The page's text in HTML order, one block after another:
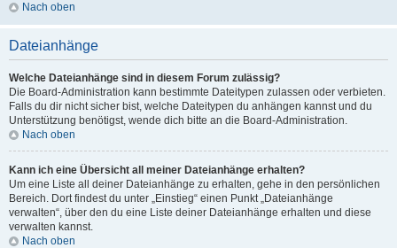
Nach oben
Dateianhänge
Welche Dateianhänge sind in diesem Forum zulässig?
Die Board-Administration kann bestimmte Dateitypen zulassen oder verbieten.
Falls du dir nicht sicher bist, welche Dateitypen du anhängen kannst und du
Unterstützung benötigst, wende dich bitte an die Board-Administration.
Nach oben
Kann ich eine Übersicht all meiner Dateianhänge erhalten?
Um eine Liste all deiner Dateianhänge zu erhalten, gehe in den persönlichen
Bereich. Dort findest du unter „Einstieg“ einen Punkt „Dateianhänge
verwalten“, über den du eine Liste deiner Dateianhänge erhalten und diese
verwalten kannst.
Nach oben